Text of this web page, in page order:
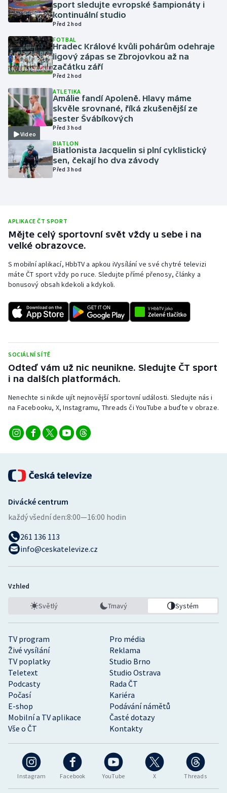
Krasobruslení
Lyže a snowboard
Moderní pětiboj
Motorsport
Olympijské hry
Parasport
Plavání
Ragby
Rychlobruslení
Rychlostní kanoistika
Sportovní střelba
Stolní tenis
Triatlon
Veslování
Volejbal
sport sledujte evropské šampionáty i
kontinuální studio
Před 2 hod
FOTBAL
Hradec Králové kvůli pohárům odehraje
ligový zápas se Zbrojovkou až na
začátku září
Před 2 hod
Video
ATLETIKA
Amálie fandí Apoleně. Hlavy máme
skvěle srovnané, říká zkušenější ze
sester Švábíkových
Před 3 hod
BIATLON
Biatlonista Jacquelin si plní cyklistický
sen, čekají ho dva závody
Před 3 hod
APLIKACE ČT SPORT
Mějte celý sportovní svět vždy u sebe i na
velké obrazovce.
S mobilní aplikací, HbbTV a apkou iVysílání ve své chytré televizi
máte ČT sport vždy po ruce. Sledujte přímé přenosy, články a
bonusový obsah kdekoli a kdykoli.
SOCIÁLNÍ SÍTĚ
Odteď vám už nic neunikne. Sledujte ČT sport
i na dalších platformách.
Nenechte si nikde ujít nejnovější sportovní události. Sledujte nás i
na Facebooku, X, Instagramu, Threads či YouTube a buďte v obraze.
Instagram Facebook YouTube X Threads
TV program
Pro média
Živé vysílání
Reklama
TV poplatky
Studio Brno
Teletext
Studio Ostrava
Podcasty
Rada ČT
Počasí
Kariéra
E-shop
Podávání námětů
Mobilní a TV aplikace
Časté dotazy
Vše o ČT
Kontakty
Divácké centrum
každý všední den:8:00—16:00 hodin
261 136 113
info@ceskatelevize.cz
Vzhled
Světlý Tmavý Systém